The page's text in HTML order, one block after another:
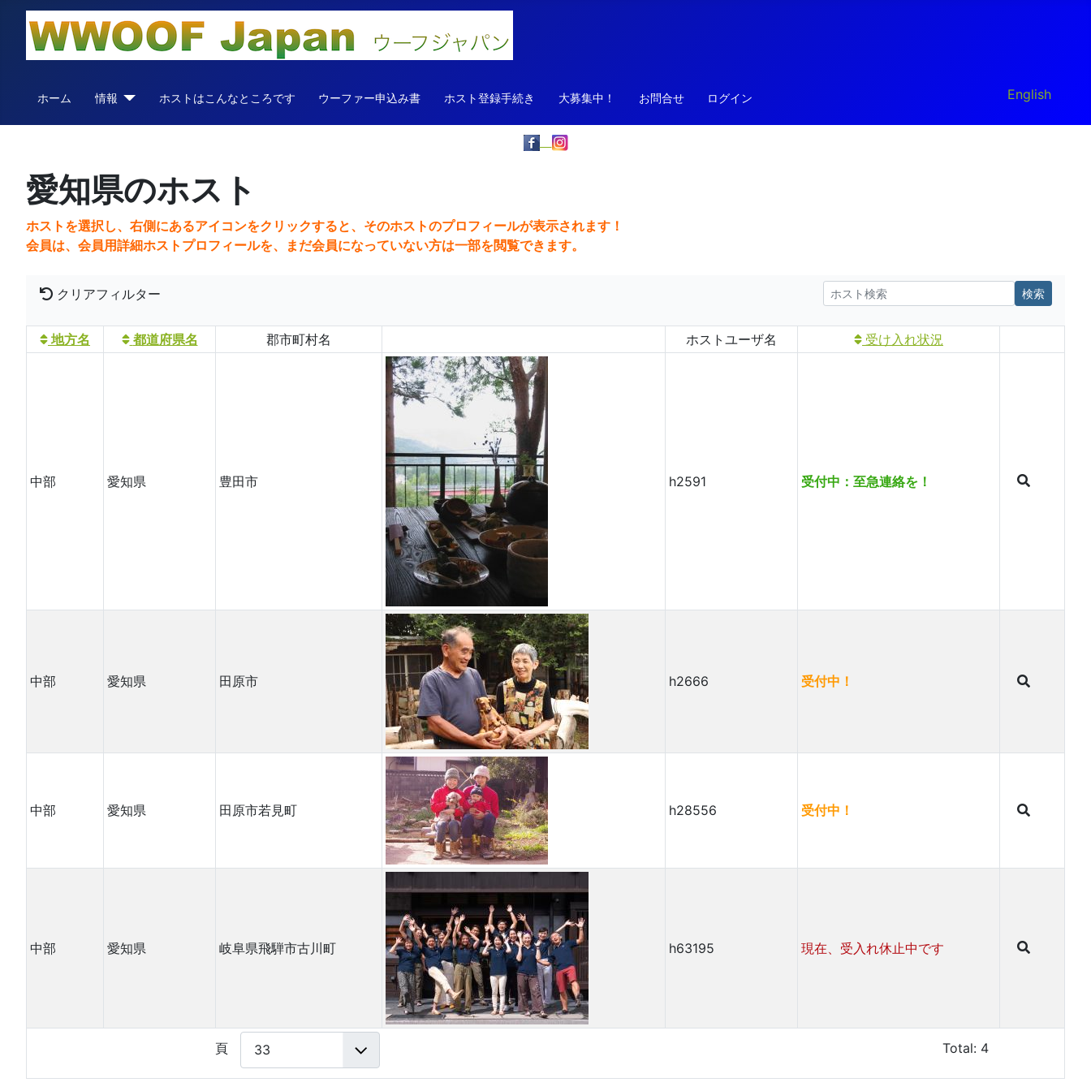
ホーム 情報 ホストはこんなところです ウーファー申込み書 ホスト登録手続き 大募集中！ お問合せ ログイン あなたが使う
English
愛知県のホスト
ホストを選択し、右側にあるアイコンをクリックすると、そのホストのプロフィールが表示されます！
会員は、会員用詳細ホストプロフィールを、まだ会員になっていない方は一部を閲覧できます。
クリアフィルター
地方名 都道府県名 郡市町村名 ホストユーザ名 受け入れ状況
頁 Total: 4
中部 愛知県 豊田市 h2591 受付中：至急連絡を！
中部 愛知県 田原市 h2666 受付中！
中部 愛知県 田原市若見町 h28556 受付中！
中部 愛知県 岐阜県飛騨市古川町 h63195 現在、受入れ休止中です